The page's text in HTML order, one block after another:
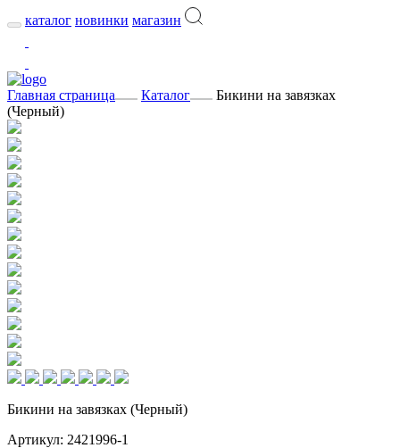
каталог новинки магазин
Главная страница Каталог
Бикини на завязках
(Черный)
Бикини на завязках (Черный)
Артикул: 2421996-1